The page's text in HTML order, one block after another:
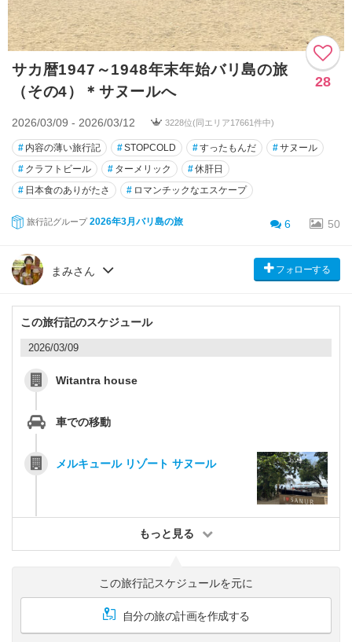
サカ暦1947～1948年末年始バリ島の旅
（その4）＊サヌールへ
28
2026/03/09 - 2026/03/12 3228位(同エリア17661件中)
# 内容の薄い旅行記 #STOPCOLD #すったもんだ #サヌール
# クラフトビール # ターメリック #休肝日
# 日本食のありがたさ # ロマンチックなエスケープ
旅行記グループ 2026年3月バリ島の旅 6 50
まみさん フォローする
この旅行記のスケジュール
2026/03/09
Witantra house
車での移動
メルキュール リゾート サヌール
もっと見る
この旅行記スケジュールを元に
自分の旅の計画を作成する